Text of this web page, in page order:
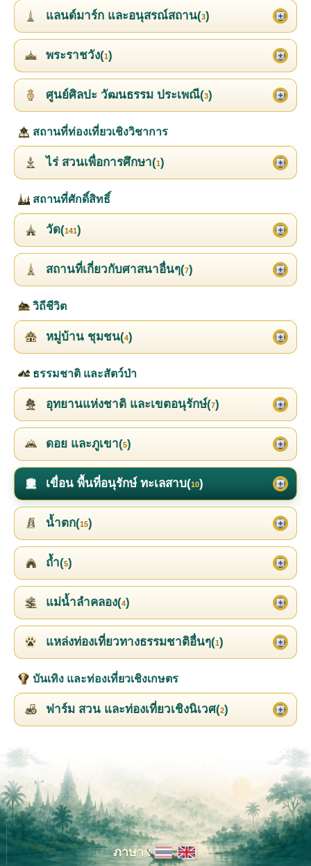
แลนด์มาร์ก และอนุสรณ์สถาน(3)
พระราชวัง(1)
ศูนย์ศิลปะ วัฒนธรรม ประเพณี(3)
สถานที่ท่องเที่ยวเชิงวิชาการ
ไร่ สวนเพื่อการศึกษา(1)
สถานที่ศักดิ์สิทธิ์
วัด(141)
สถานที่เกี่ยวกับศาสนาอื่นๆ(7)
วิถีชีวิต
หมู่บ้าน ชุมชน(4)
ธรรมชาติ และสัตว์ป่า
อุทยานแห่งชาติ และเขตอนุรักษ์(7)
ดอย และภูเขา(5)
เขื่อน พื้นที่อนุรักษ์ ทะเลสาบ(10)
น้ำตก(15)
ถ้ำ(5)
แม่น้ำลำคลอง(4)
แหล่งท่องเที่ยวทางธรรมชาติอื่นๆ(1)
บันเทิง และท่องเที่ยวเชิงเกษตร
ฟาร์ม สวน และท่องเที่ยวเชิงนิเวศ(2)
ภาษา :